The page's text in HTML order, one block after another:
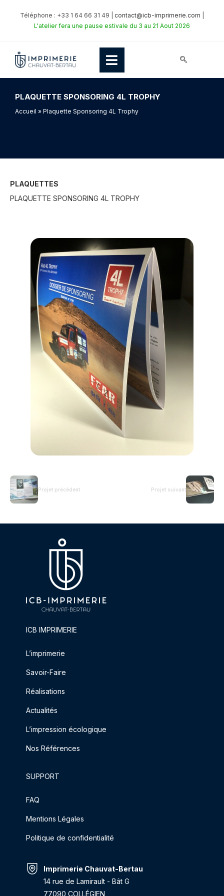
Téléphone : +33 1 64 66 31 49 | contact@icb-imprimerie.com
L'atelier fera une pause estivale du 3 au 21 Aout 2026
PLAQUETTE SPONSORING 4L TROPHY
Accueil » Plaquette Sponsoring 4L Trophy
PLAQUETTES
PLAQUETTE SPONSORING 4L TROPHY
Projet précédent Projet suivant
ICB IMPRIMERIE
L’imprimerie
Savoir-Faire
Réalisations
Actualités
L’impression écologique
Nos Références
SUPPORT
FAQ
Mentions Légales
Politique de confidentialité
Imprimerie Chauvat-Bertau
14 rue de Lamirault - Bât G
77090 COLLÉGIEN